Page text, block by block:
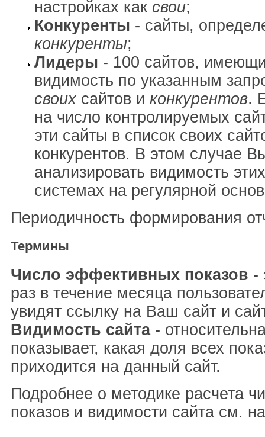
настройках как свои;
Конкуренты - сайты,
конкуренты;
Лидеры - 100 сайтов,
видимость по указанным
своих сайтов и конкурентов.
на число контролируемых
эти сайты в список своих
конкурентов. В этом случае
анализировать видимость
системах на регулярной
Периодичность формирования
Термины
Число эффективных показов -
раз в течение месяца
увидят ссылку на Ваш сайт и
Видимость сайта-
показывает, какая доля всех
приходится на данный сайт.
Подробнее о методике расчета
показов и видимости сайта см.